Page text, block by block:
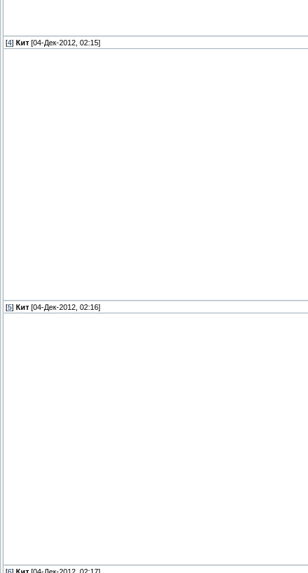
[4] Кит [04-Дек-2012, 02:15]
[5] Кит [04-Дек-2012, 02:16]